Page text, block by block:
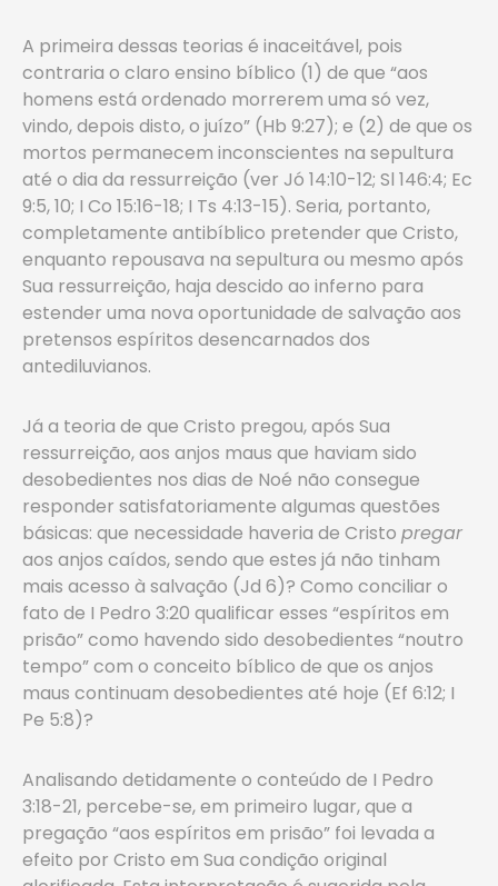
A primeira dessas teorias é inaceitável, pois
contraria o claro ensino bíblico (1) de que “aos
homens está ordenado morrerem uma só vez,
vindo, depois disto, o juízo” (Hb 9:27); e (2) de que os
mortos permanecem inconscientes na sepultura
até o dia da ressurreição (ver Jó 14:10-12; Sl 146:4; Ec
9:5, 10; I Co 15:16-18; I Ts 4:13-15). Seria, portanto,
completamente antibíblico pretender que Cristo,
enquanto repousava na sepultura ou mesmo após
Sua ressurreição, haja descido ao inferno para
estender uma nova oportunidade de salvação aos
pretensos espíritos desencarnados dos
antediluvianos.
Já a teoria de que Cristo pregou, após Sua
ressurreição, aos anjos maus que haviam sido
desobedientes nos dias de Noé não consegue
responder satisfatoriamente algumas questões
básicas: que necessidade haveria de Cristo pregar
aos anjos caídos, sendo que estes já não tinham
mais acesso à salvação (Jd 6)? Como conciliar o
fato de I Pedro 3:20 qualificar esses “espíritos em
prisão” como havendo sido desobedientes “noutro
tempo” com o conceito bíblico de que os anjos
maus continuam desobedientes até hoje (Ef 6:12; I
Pe 5:8)?
Analisando detidamente o conteúdo de I Pedro
3:18-21, percebe-se, em primeiro lugar, que a
pregação “aos espíritos em prisão” foi levada a
efeito por Cristo em Sua condição original